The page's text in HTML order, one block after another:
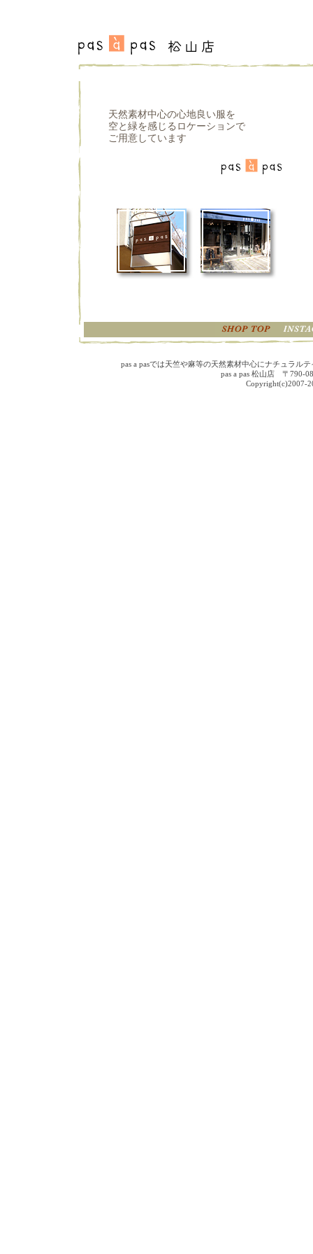
天然素材中心の心地良い服を
空と緑を感じるロケーションで
ご用意しています
pas a pasでは天竺や麻等の天然素材中心にナチュラル
pas a pas 松山店 〒790-
Copyright(c)2007-